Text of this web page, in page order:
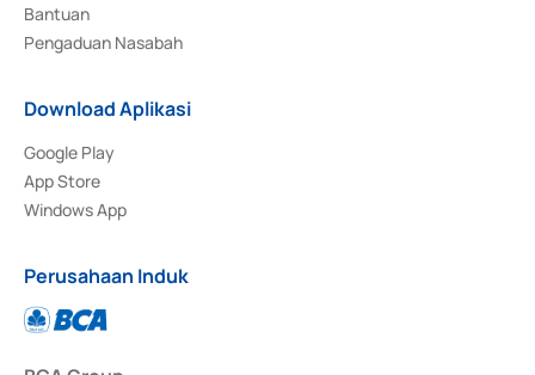
Bantuan
Pengaduan Nasabah
Download Aplikasi
Google Play
App Store
Windows App
Perusahaan Induk